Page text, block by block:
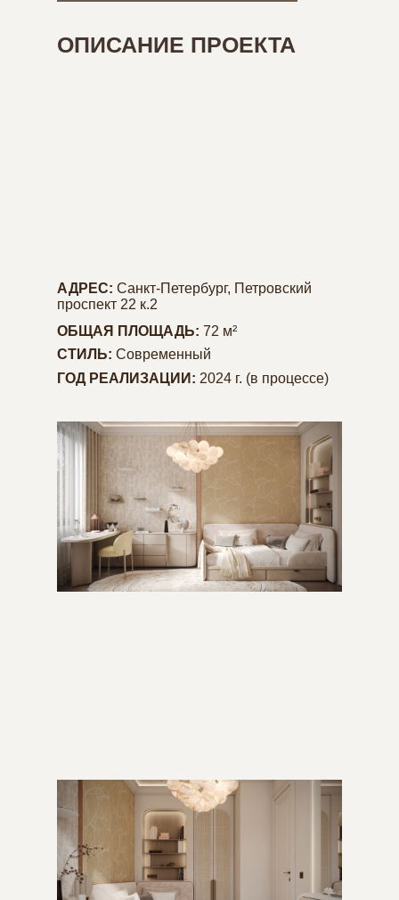
ОПИСАНИЕ ПРОЕКТА
АДРЕС: Санкт-Петербург, Петровский
проспект 22 к.2
ОБЩАЯ ПЛОЩАДЬ: 72 м²
СТИЛЬ: Современный
ГОД РЕАЛИЗАЦИИ: 2024 г. (в процессе)